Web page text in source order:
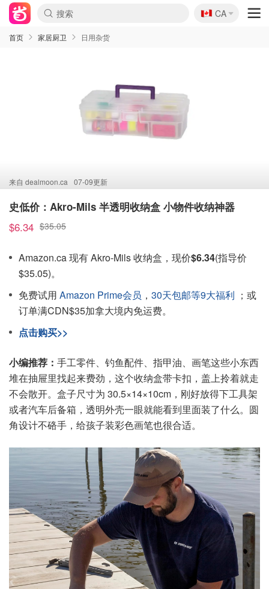
🇨🇦
CA
首页 家居厨卫 日用杂货
来自 dealmoon.ca 07-09更新
史低价：Akro-Mils 半透明收纳盒 小物件收纳神器
$6.34 $35.05
Amazon.ca 现有 Akro-Mils 收纳盒，现价$6.34(指导价
$35.05)。
免费试用 Amazon Prime会员 ， 30天包邮等9大福利 ；或
订单满CDN$35加拿大境内免运费。
点击购买>>
小编推荐： 手工零件、钓鱼配件、指甲油、画笔这些小东西
堆在抽屉里找起来费劲，这个收纳盒带卡扣，盖上拎着就走
不会散开。盒子尺寸为 30.5×14×10cm，刚好放得下工具架
或者汽车后备箱，透明外壳一眼就能看到里面装了什么。圆
角设计不硌手，给孩子装彩色画笔也很合适。